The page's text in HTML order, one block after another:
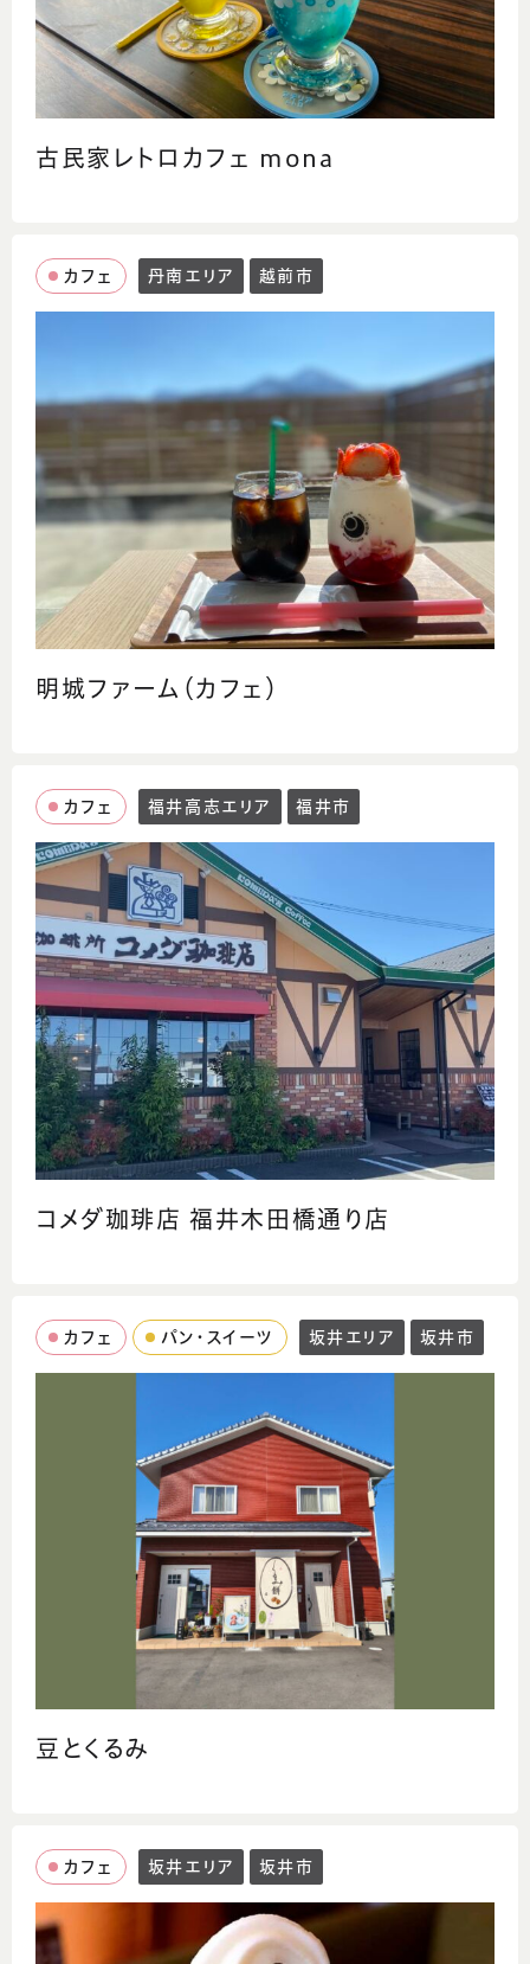
古民家レトロカフェ mona
カフェ 丹南エリア 越前市
明城ファーム（カフェ）
カフェ 福井高志エリア 福井市
コメダ珈琲店 福井木田橋通り店
カフェ パン・スイーツ 坂井エリア 坂井市
豆とくるみ
カフェ 坂井エリア 坂井市